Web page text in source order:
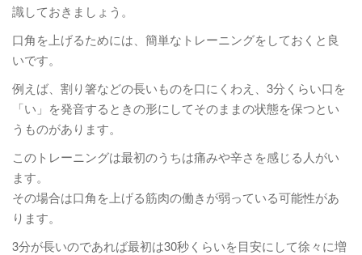
識しておきましょう。
口角を上げるためには、簡単なトレーニングをしておくと良
いです。
例えば、割り箸などの長いものを口にくわえ、3分くらい口を
「い」を発音するときの形にしてそのままの状態を保つとい
うものがあります。
このトレーニングは最初のうちは痛みや辛さを感じる人がい
ます。
その場合は口角を上げる筋肉の働きが弱っている可能性があ
ります。
3分が長いのであれば最初は30秒くらいを目安にして徐々に増